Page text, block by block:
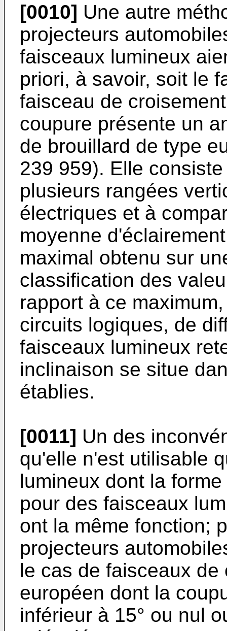
[0010] Une autre
projecteurs
faisceaux lumineux
priori, à savoir, soit le
faisceau de
coupure présente un
de brouillard de type
239 959). Elle
plusieurs rangées
électriques et à
moyenne
maximal obtenu sur
classification des
rapport à ce
circuits logiques, de
faisceaux lumineux
inclinaison se situe
établies.
[0011] Un des
qu'elle n'est utilisable
lumineux dont la
pour des faisceaux
ont la même fonction;
projecteurs
le cas de faisceaux
européen dont la
inférieur à 15° ou nul